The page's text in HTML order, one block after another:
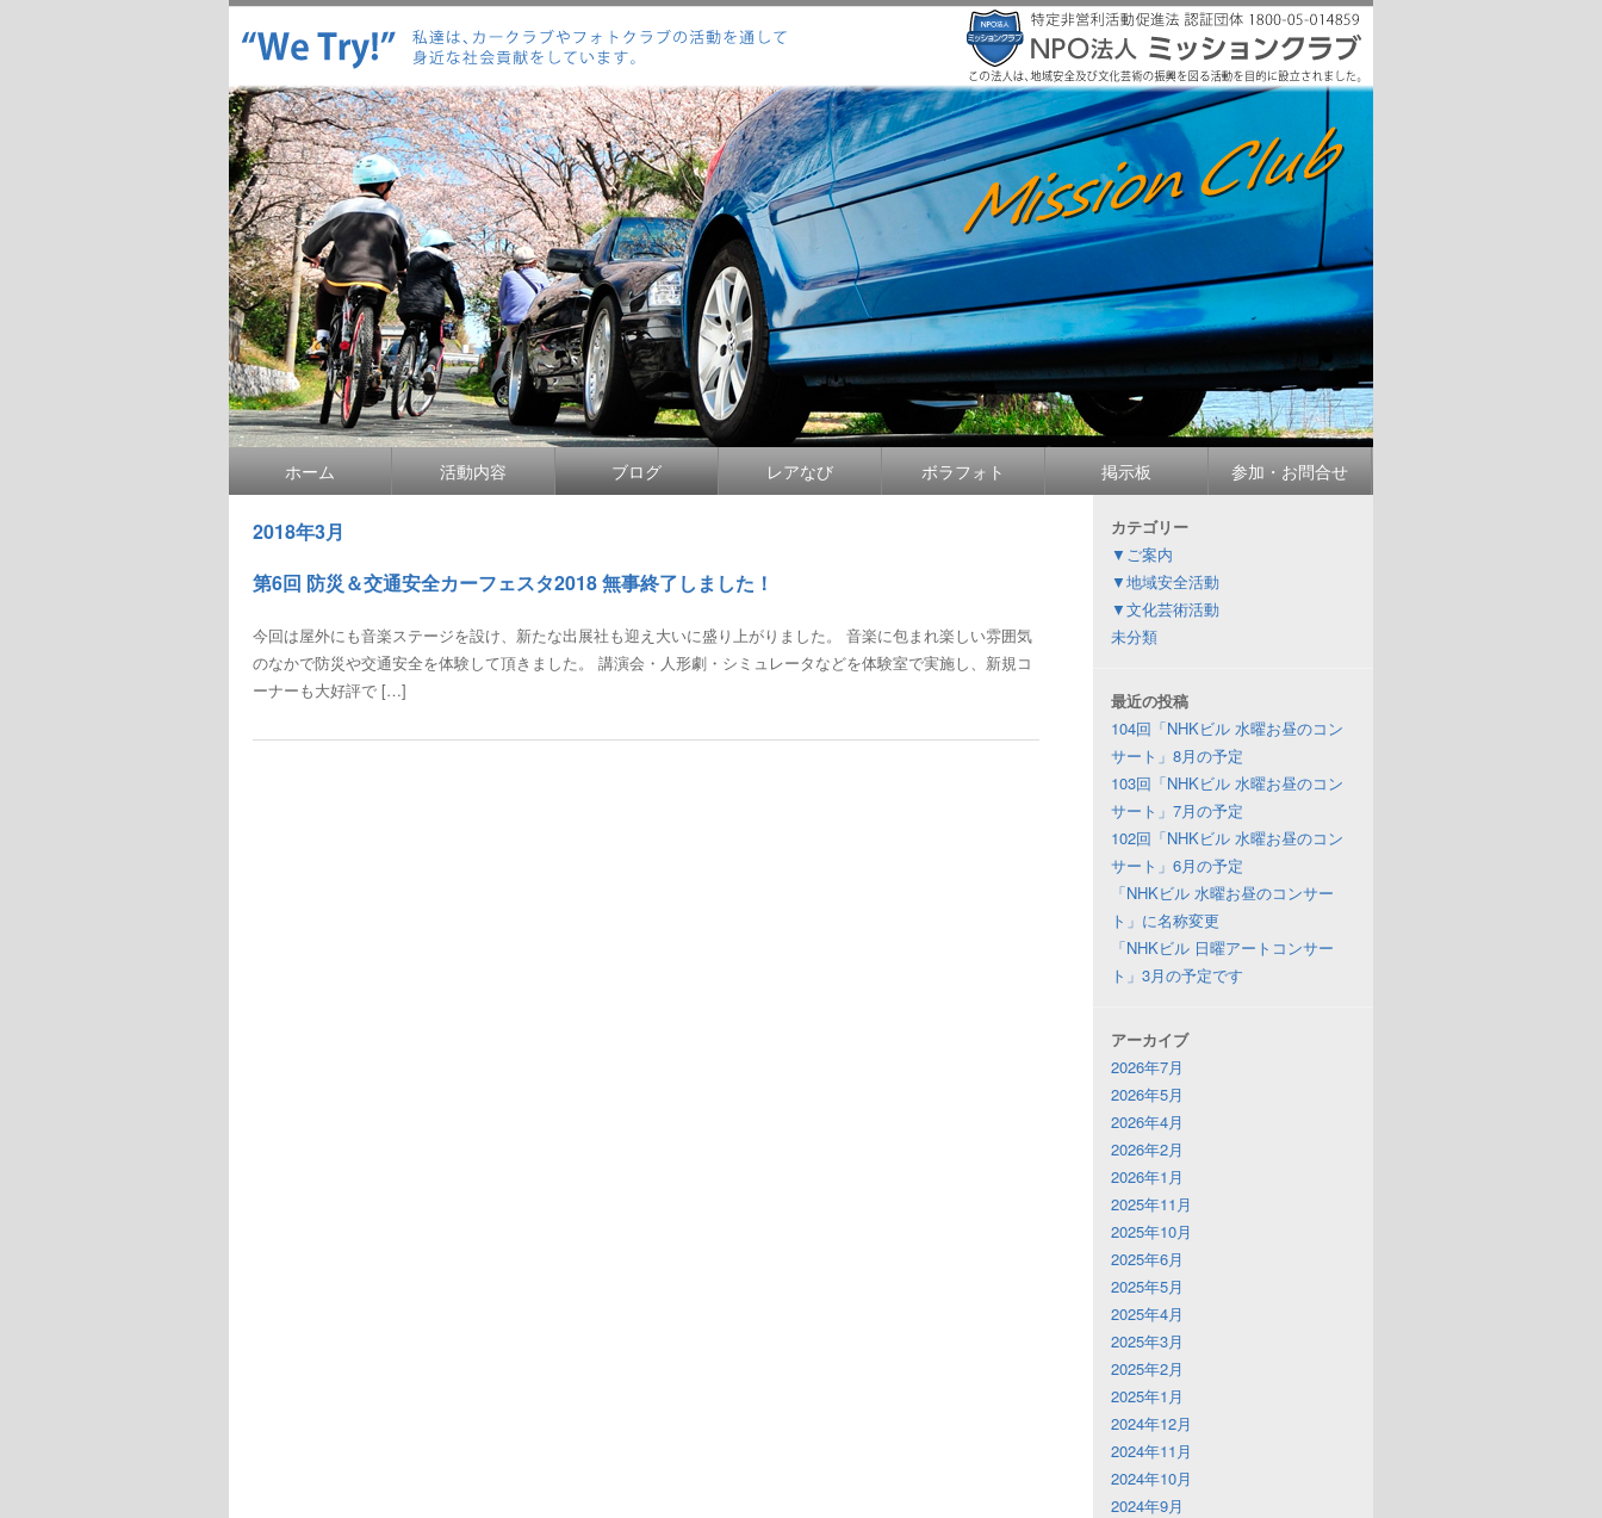
ホーム 活動内容 ブログ レアなび ボラフォト 掲示板 参加・お問合せ
2018年3月
第6回 防災＆交通安全カーフェスタ2018 無事終了しました！
今回は屋外にも音楽ステージを設け、新たな出展社も迎え大いに盛り上がりました。 音楽に包まれ楽しい雰囲気
のなかで防災や交通安全を体験して頂きました。 講演会・人形劇・シミュレータなどを体験室で実施し、新規コ
ーナーも大好評で […]
カテゴリー
▼ご案内
▼地域安全活動
▼文化芸術活動
未分類
最近の投稿
104回「NHKビル 水曜お昼のコン
サート」8月の予定
103回「NHKビル 水曜お昼のコン
サート」7月の予定
102回「NHKビル 水曜お昼のコン
サート」6月の予定
「NHKビル 水曜お昼のコンサー
ト」に名称変更
「NHKビル 日曜アートコンサー
ト」3月の予定です
アーカイブ
2026年7月
2026年5月
2026年4月
2026年2月
2026年1月
2025年11月
2025年10月
2025年6月
2025年5月
2025年4月
2025年3月
2025年2月
2025年1月
2024年12月
2024年11月
2024年10月
2024年9月